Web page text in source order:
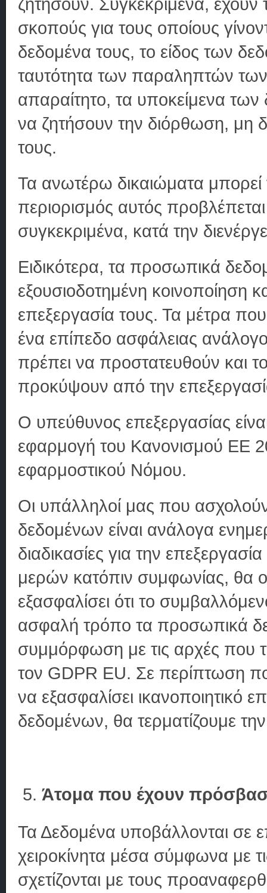
σκοπούς για τους οποίους
δεδομένα τους, το είδος των
ταυτότητα των παραληπτών
απαραίτητο, τα υποκείμενα
να ζητήσουν την διόρθωση, μη
τους.
Τα ανωτέρω δικαιώματα
περιορισμός αυτός
συγκεκριμένα, κατά την
Ειδικότερα, τα προσωπικά
εξουσιοδοτημένη κοινοποίηση
επεξεργασία τους. Τα μέτρα
ένα επίπεδο ασφάλειας
πρέπει να προστατευθούν και
προκύψουν από την
Ο υπεύθυνος επεξεργασίας
εφαρμογή του Κανονισμού ΕΕ
εφαρμοστικού Νόμου.
Οι υπάλληλοί μας που
δεδομένων είναι ανάλογα
διαδικασίες για την
μερών κατόπιν συμφωνίας, θα
εξασφαλίσει ότι το
ασφαλή τρόπο τα προσωπικά
συμμόρφωση με τις αρχές που
τον GDPR EU. Σε περίπτωση
να εξασφαλίσει
δεδομένων, θα τερματίζουμε
Άτομα που έχουν
Τα Δεδομένα υποβάλλονται σε
χειροκίνητα μέσα σύμφωνα με
σχετίζονται με τους